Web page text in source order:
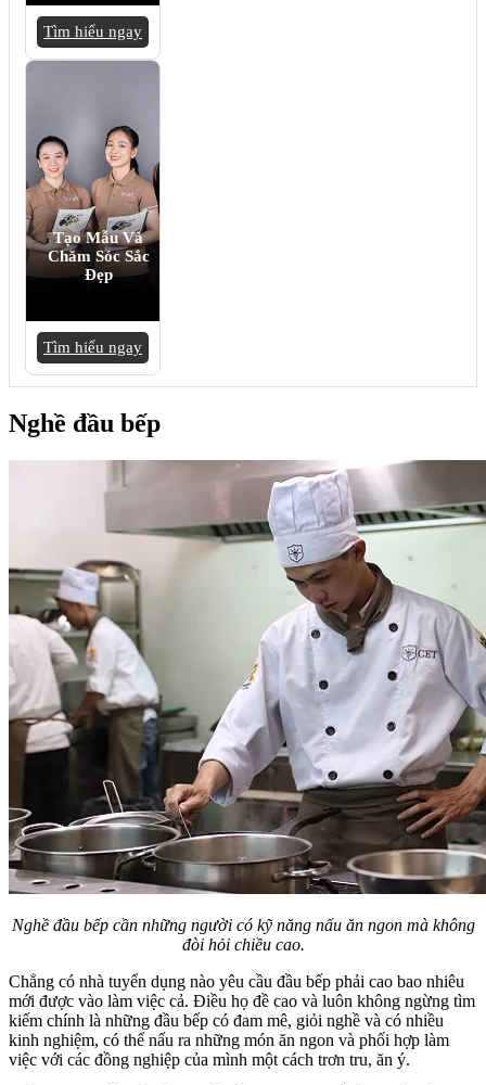
Tìm hiểu ngay
Tạo Mẫu Và
Chăm Sóc Sắc
Đẹp
Tìm hiểu ngay
Nghề đầu bếp
Nghề đầu bếp cần những người có kỹ năng nấu ăn ngon mà không
đòi hỏi chiều cao.
Chẳng có nhà tuyển dụng nào yêu cầu đầu bếp phải cao bao nhiêu
mới được vào làm việc cả. Điều họ đề cao và luôn không ngừng tìm
kiếm chính là những đầu bếp có đam mê, giỏi nghề và có nhiều
kinh nghiệm, có thể nấu ra những món ăn ngon và phối hợp làm
việc với các đồng nghiệp của mình một cách trơn tru, ăn ý.